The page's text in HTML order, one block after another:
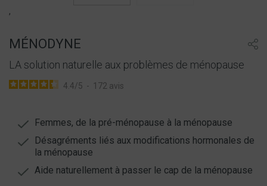
MÉNODYNE
LA solution naturelle aux problèmes de ménopause
4.4/5 - 172 avis
Femmes, de la pré-ménopause à la ménopause
Désagréments liés aux modifications hormonales de
la ménopause
Aide naturellement à passer le cap de la ménopause
,